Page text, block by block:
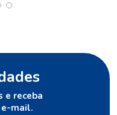
e receba
e-mail.